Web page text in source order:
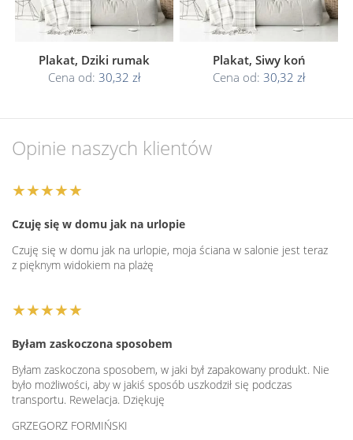
Plakat, Dziki rumak
Cena od: 30,32 zł
Plakat, Siwy koń
Cena od: 30,32 zł
Opinie naszych klientów
★★★★★
Czuję się w domu jak na urlopie
Czuję się w domu jak na urlopie, moja ściana w salonie jest teraz
z pięknym widokiem na plażę
★★★★★
Byłam zaskoczona sposobem
Byłam zaskoczona sposobem, w jaki był zapakowany produkt. Nie
było możliwości, aby w jakiś sposób uszkodził się podczas
transportu. Rewelacja. Dziękuję
GRZEGORZ FORMIŃSKI